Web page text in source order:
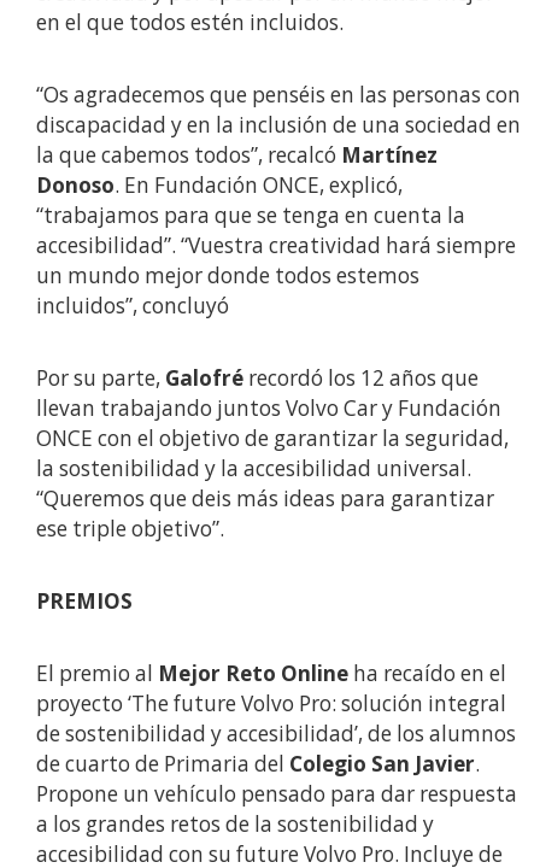
en el que todos estén incluidos.
“Os agradecemos que penséis en las personas con
discapacidad y en la inclusión de una sociedad en
la que cabemos todos”, recalcó Martínez
Donoso. En Fundación ONCE, explicó,
“trabajamos para que se tenga en cuenta la
accesibilidad”. “Vuestra creatividad hará siempre
un mundo mejor donde todos estemos
incluidos”, concluyó
Por su parte, Galofré recordó los 12 años que
llevan trabajando juntos Volvo Car y Fundación
ONCE con el objetivo de garantizar la seguridad,
la sostenibilidad y la accesibilidad universal.
“Queremos que deis más ideas para garantizar
ese triple objetivo”.
PREMIOS
El premio al Mejor Reto Online ha recaído en el
proyecto ‘The future Volvo Pro: solución integral
de sostenibilidad y accesibilidad’, de los alumnos
de cuarto de Primaria del Colegio San Javier.
Propone un vehículo pensado para dar respuesta
a los grandes retos de la sostenibilidad y
accesibilidad con su future Volvo Pro. Incluye de